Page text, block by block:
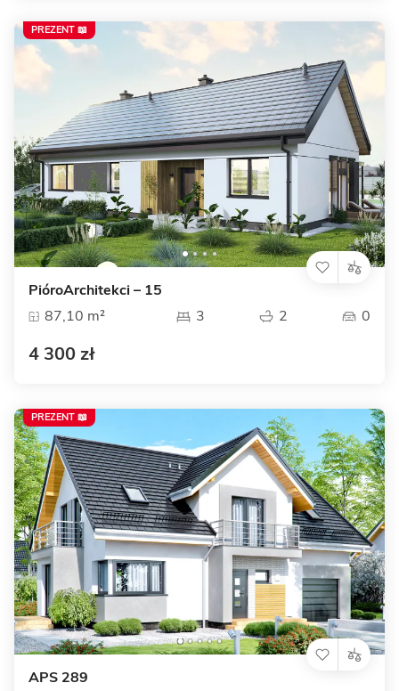
PióroArchitekci – 15
87,10 m²
3 2 0
4 300 zł
PREZENT 📖
APS 289
PREZENT 📖